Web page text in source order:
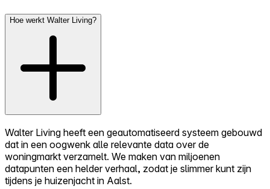
Hoe werkt Walter Living?
Walter Living heeft een geautomatiseerd systeem gebouwd
dat in een oogwenk alle relevante data over de
woningmarkt verzamelt. We maken van miljoenen
datapunten een helder verhaal, zodat je slimmer kunt zijn
tijdens je huizenjacht in Aalst.